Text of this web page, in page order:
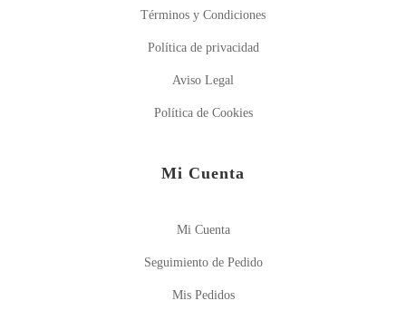
Términos y Condiciones
Política de privacidad
Aviso Legal
Política de Cookies
Mi Cuenta
Mi Cuenta
Seguimiento de Pedido
Mis Pedidos